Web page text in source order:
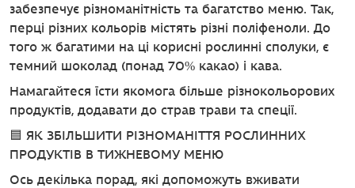
забезпечує різноманітність та багатство меню. Так,
перці різних кольорів містять різні поліфеноли. До
того ж багатими на ці корисні рослинні сполуки, є
темний шоколад (понад 70% какао) і кава.
Намагайтеся їсти якомога більше різнокольорових
продуктів, додавати до страв трави та спеції.
🟦 ЯК ЗБІЛЬШИТИ РІЗНОМАНІТТЯ РОСЛИННИХ
ПРОДУКТІВ В ТИЖНЕВОМУ МЕНЮ
Ось декілька порад, які допоможуть вживати